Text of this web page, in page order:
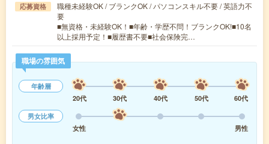
応募資格
職種未経験OK / ブランクOK / パソコンスキル不要 / 英語力不
要
■無資格・未経験OK！■年齢・学歴不問！ブランクOK!■10名
以上採用予定！■履歴書不要■社会保険完…
職場の雰囲気
年齢層
20代
30代 40代 50代
60代
男女比率
女性
男性